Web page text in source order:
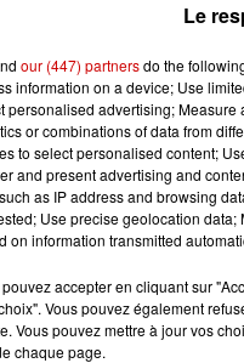
L’ÉMISSION :
Niko & Lola -
Le
our (447) partnersdo the
information on a device; Use
personalised advertising;
or combinations of data from
to select personalised content;
and present advertising and
as IP address and browsing
Use precise geolocation
on information transmitted
accepter en cliquant sur
Vous pouvez également
Vous pouvez mettre à jour vos
chaque page.